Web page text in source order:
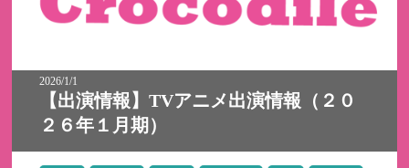
2026/1/1
【出演情報】TVアニメ出演情報（２０
２６年１月期）